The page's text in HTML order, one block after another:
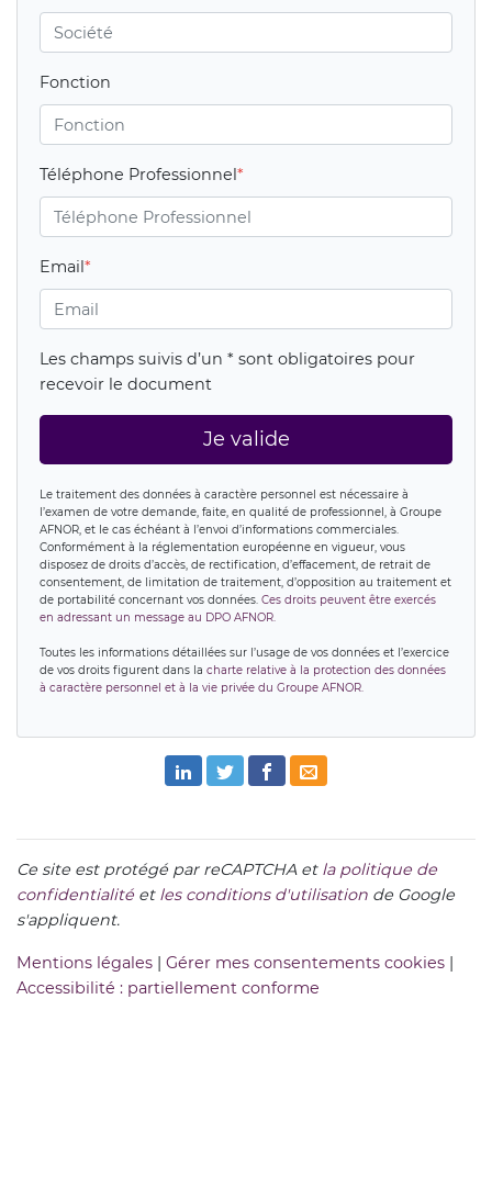
Fonction
Téléphone Professionnel
Email
Les champs suivis d’un * sont obligatoires pour
recevoir le document
Je valide
Le traitement des données à caractère personnel est nécessaire à
l’examen de votre demande, faite, en qualité de professionnel, à Groupe
AFNOR, et le cas échéant à l’envoi d’informations commerciales.
Conformément à la réglementation européenne en vigueur, vous
disposez de droits d’accès, de rectification, d’effacement, de retrait de
consentement, de limitation de traitement, d’opposition au traitement et
de portabilité concernant vos données. Ces droits peuvent être exercés
en adressant un message au DPO AFNOR.
Toutes les informations détaillées sur l’usage de vos données et l’exercice
de vos droits figurent dans la charte relative à la protection des données
à caractère personnel et à la vie privée du Groupe AFNOR.
Ce site est protégé par reCAPTCHA et la politique de
confidentialité et les conditions d'utilisation de Google
s'appliquent.
Mentions légales Gérer mes consentements cookies
Accessibilité : partiellement conforme